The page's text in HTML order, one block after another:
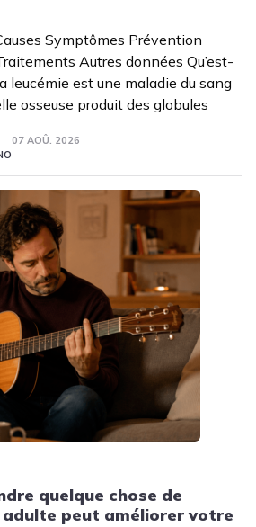
Symptômes Prévention
Autres données Qu’est-
leucémie est une maladie du sang
osseuse produit des globules
07 AOÛ. 2026
quelque chose de
adulte peut améliorer votre